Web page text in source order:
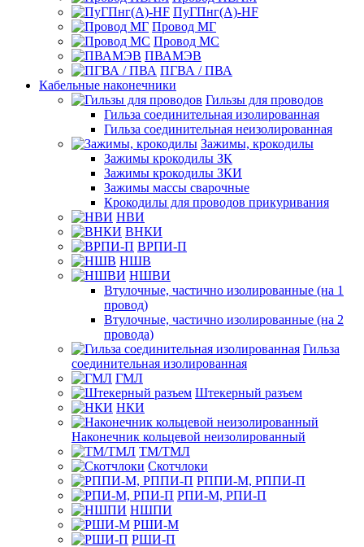
ПуГПнг(A)-HF
Провод МГ
Провод МС
ПВАМЭВ
ПГВА / ПВА
Кабельные наконечники
Гильзы для проводов
Гильза соединительная изолированная
Гильза соединительная неизолированная
Зажимы, крокодилы
Зажимы крокодилы ЗК
Зажимы крокодилы ЗКИ
Зажимы массы сварочные
Крокодилы для проводов прикуривания
НВИ
ВНКИ
ВРПИ-П
НШВ
НШВИ
Втулочные, частично изолированные (на 1
провод)
Втулочные, частично изолированные (на 2
провода)
Гильза
соединительная изолированная
ГМЛ
Штекерный разъем
НКИ
Наконечник кольцевой неизолированный
ТМ/ТМЛ
Скотчлоки
РППИ-М, РППИ-П
РПИ-М, РПИ-П
НШПИ
РШИ-М
РШИ-П